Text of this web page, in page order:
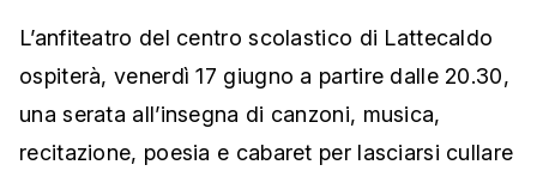
L’anfiteatro del centro scolastico di Lattecaldo
ospiterà, venerdì 17 giugno a partire dalle 20.30,
una serata all’insegna di canzoni, musica,
recitazione, poesia e cabaret per lasciarsi cullare